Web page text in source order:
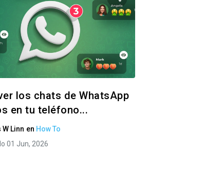
Comparte este
Twitter
los chats de WhatsApp
en tu teléfono...
Linn en How To
01 Jun, 2026